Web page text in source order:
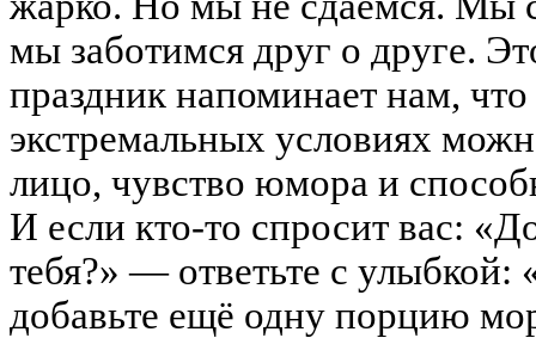
мы заботимся друг о друге.
праздник напоминает нам,
экстремальных условиях
лицо, чувство юмора и
И если кто-то спросит вас:
тебя?» — ответьте с
добавьте ещё одну порцию